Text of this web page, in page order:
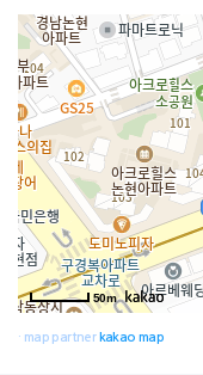
50m
· map partner kakao map